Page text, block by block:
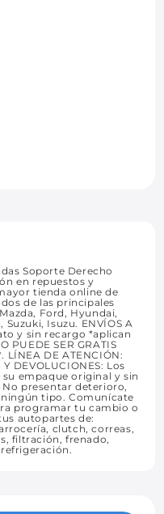
Soporte Derecho
en repuestos y
tienda online de
de las principales
Ford, Hyundai,
Isuzu. ENVÍOS A
y sin recargo *aplican
PUEDE SER GRATIS
DE ATENCIÓN:
DEVOLUCIONES: Los
empaque original y sin
presentar deterioro,
tipo. Comunícate
programar tu cambio o
autopartes de:
clutch, correas,
filtración, frenado,